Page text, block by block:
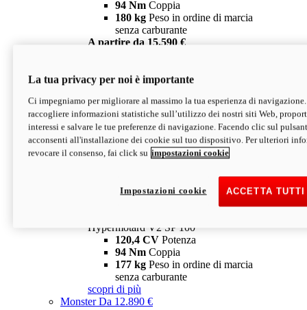
94 Nm Coppia
180 kg Peso in ordine di marcia
senza carburante
A partire da 15.590 €
V2 SP
Hypermotard V2 SP
120,4 CVPotenza
94 NmCoppia
177 kgPeso in ordine di marcia
senza carburante
Depotenziata 35 kW: 18.890 € i
configura scopri di più
Hypermotard V2 SP 100
120,4 CV Potenza
94 Nm Coppia
177 kg Peso in ordine di marcia
senza carburante
scopri di più
MonsterDa 12.890 €
La tua privacy per noi è importante
Ci impegniamo per migliorare al massimo la tua esperienza di
raccogliere informazioni statistiche sull’utilizzo dei nostri siti Web,
interessi e salvare le tue preferenze di navigazione. Facendo clic sul
acconsenti all'installazione dei cookie sul tuo dispositivo. Per ulteriori
revocare il consenso, fai click su impostazioni cookie
ACCETTA
Impostazioni cookie